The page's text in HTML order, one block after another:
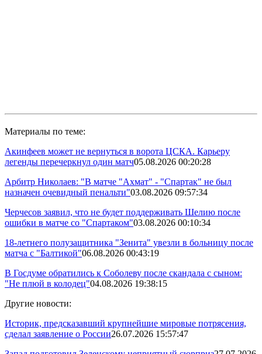
Материалы по теме:
Акинфеев может не вернуться в ворота ЦСКА. Карьеру
легенды перечеркнул один матч05.08.2026 00:20:28
Арбитр Николаев: "В матче "Ахмат" - "Спартак" не был
назначен очевидный пенальти"03.08.2026 09:57:34
Черчесов заявил, что не будет поддерживать Шелию после
ошибки в матче со "Спартаком"03.08.2026 00:10:34
18-летнего полузащитника "Зенита" увезли в больницу после
матча с "Балтикой"06.08.2026 00:43:19
В Госдуме обратились к Соболеву после скандала с сыном:
"Не плюй в колодец"04.08.2026 19:38:15
Другие новости:
Историк, предсказавший крупнейшие мировые потрясения,
сделал заявление о России26.07.2026 15:57:47